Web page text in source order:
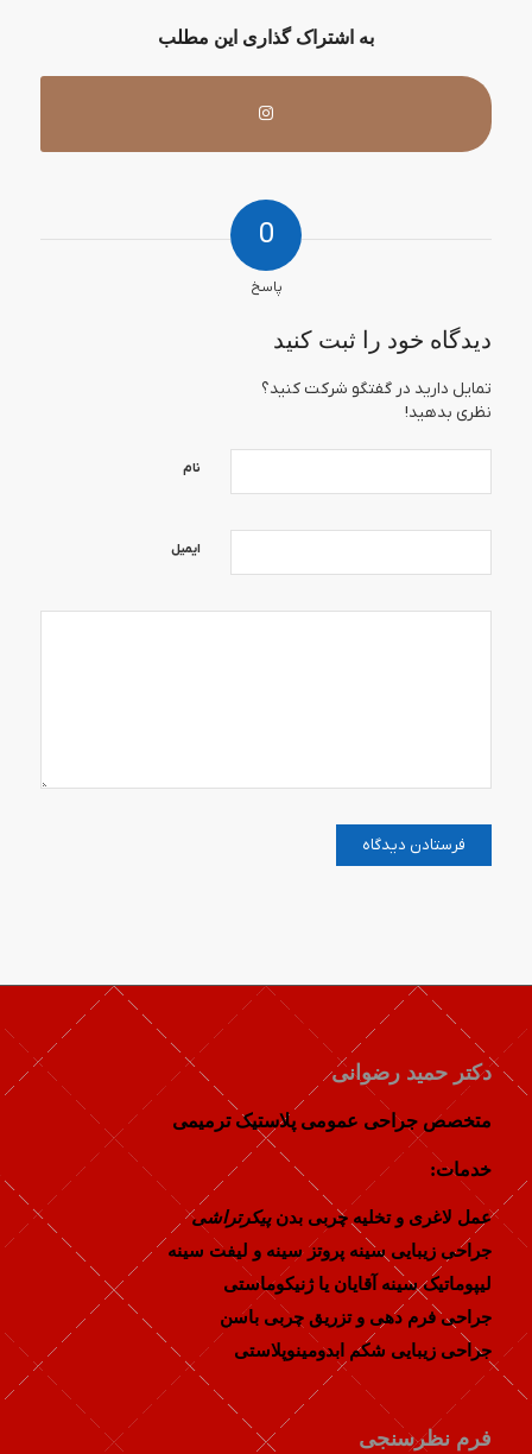
به اشتراک گذاری این مطلب
0
پاسخ
دیدگاه خود را ثبت کنید
تمایل دارید در گفتگو شرکت کنید؟
نظری بدهید!
نام
ایمیل
دکتر حمید رضوانی
متخصص جراحی عمومی پلاستیک ترمیمی
خدمات:
عمل لاغری و تخلیه چربی بدن پیکرتراشی
جراحی زیبایی سینه پروتز سینه و لیفت سینه
لیپوماتیک سینه آقایان یا ژنیکوماستی
جراحی فرم دهی و تزریق چربی باسن
جراحی زیبایی شکم ابدومینوپلاستی
فرم نظرسنجی